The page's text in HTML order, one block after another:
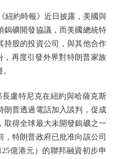
約時報》近日披露，美國與
鎢礦開發協議，而美國總統特
持股的投資公司，與其他合作
，再度引發外界對特朗普家族
盧特尼克在紐約與哈薩克斯
朗普透過電話加入談判，促成
取得全球最大未開發鎢礦之一
，特朗普政府已批准向該公司
億港元）的聯邦融資初步申